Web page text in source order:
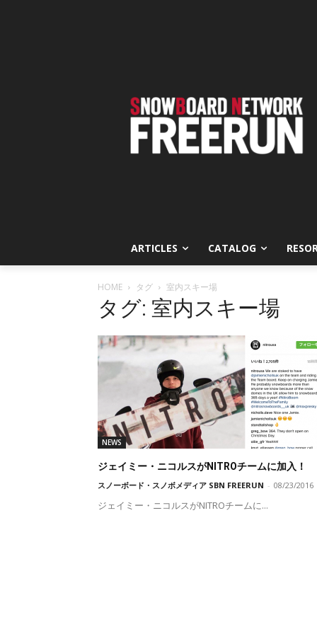
ARTICLES CATALOG
HOME タグ 室内スキー場
タグ: 室内スキー場
NEWS
ジェイミー・ニコルスがNITROチームに加入！
スノーボード・スノボメディア SBN FREERUN - 08/23/2016
ジェイミー・ニコルスがNITROチームに...